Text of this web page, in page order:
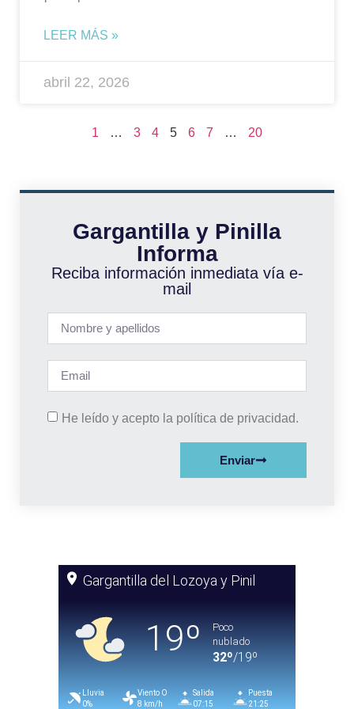
LEER MÁS »
abril 22, 2026
1 … 3 4 5 6 7 … 20
Gargantilla y Pinilla
Informa
Reciba información inmediata vía e-
mail
He leído y acepto la política de privacidad.
Enviar